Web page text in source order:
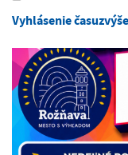
Vyhlásenie